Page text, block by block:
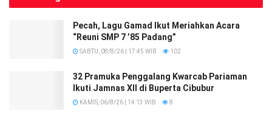
Pecah, Lagu Gamad Ikut Meriahkan Acara
“Reuni SMP 7 ’85 Padang”
SABTU, 08/8/26 | 17:45 WIB 102
32 Pramuka Penggalang Kwarcab Pariaman
Ikuti Jamnas XII di Buperta Cibubur
KAMIS, 06/8/26 | 14:13 WIB 8